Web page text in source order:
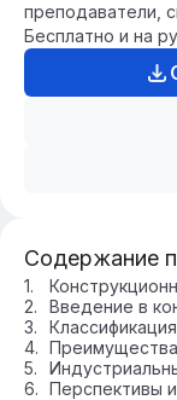
преподаватели,
Бесплатно и на
Содержание
Введение в
Перспективы